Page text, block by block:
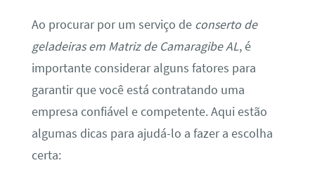
Ao procurar por um serviço de conserto de
geladeiras em Matriz de Camaragibe AL, é
importante considerar alguns fatores para
garantir que você está contratando uma
empresa confiável e competente. Aqui estão
algumas dicas para ajudá-lo a fazer a escolha
certa: